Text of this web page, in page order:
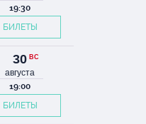
19:30
БИЛЕТЫ
30 ВС
августа
19:00
БИЛЕТЫ